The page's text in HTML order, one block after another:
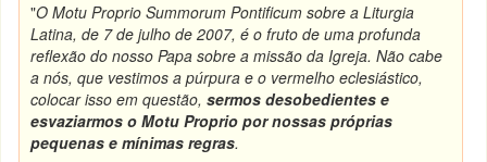
"O Motu Proprio Summorum Pontificum sobre a Liturgia
Latina, de 7 de julho de 2007, é o fruto de uma profunda
reflexão do nosso Papa sobre a missão da Igreja. Não cabe
a nós, que vestimos a púrpura e o vermelho eclesiástico,
colocar isso em questão,sermos desobedientes e
esvaziarmos o Motu Proprio por nossas próprias
pequenas e mínimas regras.